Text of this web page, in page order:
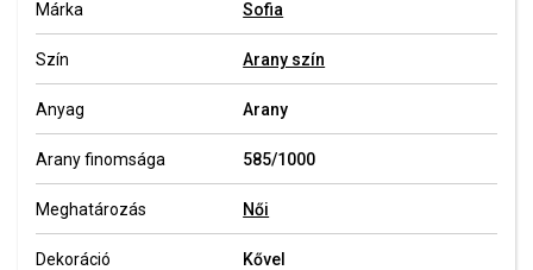
Márka Sofia
Szín Arany szín
Anyag Arany
Arany finomsága 585/1000
Meghatározás Női
Dekoráció Kővel